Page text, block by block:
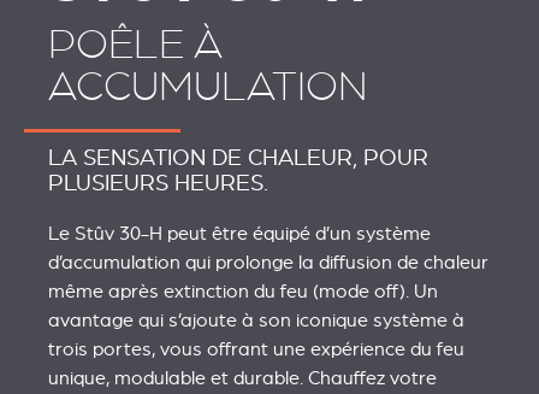
POÊLE À
ACCUMULATION
LA SENSATION DE CHALEUR, POUR
PLUSIEURS HEURES.
Le Stûv 30-H peut être équipé d’un système
d’accumulation qui prolonge la diffusion de chaleur
même après extinction du feu (mode off). Un
avantage qui s’ajoute à son iconique système à
trois portes, vous offrant une expérience du feu
unique, modulable et durable. Chauffez votre